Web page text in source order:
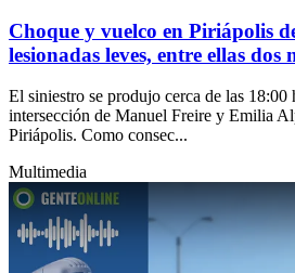
Choque y vuelco en Piriápolis
lesionadas leves, entre ellas dos
El siniestro se produjo cerca de las 18:00
intersección de Manuel Freire y Emilia
Piriápolis. Como consec...
Multimedia